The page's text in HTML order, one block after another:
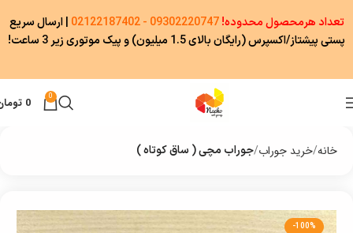
0
0
خانه خرید جوراب جوراب مچی ( ساق کوتاه )
-100%
تعداد هرمحصول محدوده!09302220747 - 02122187402
|ارسال سریع
پستی پیشتاز/اکسپرس (رایگان بالای 1.5 میلیون) و پیک موتوری زیر 3 ساعت!